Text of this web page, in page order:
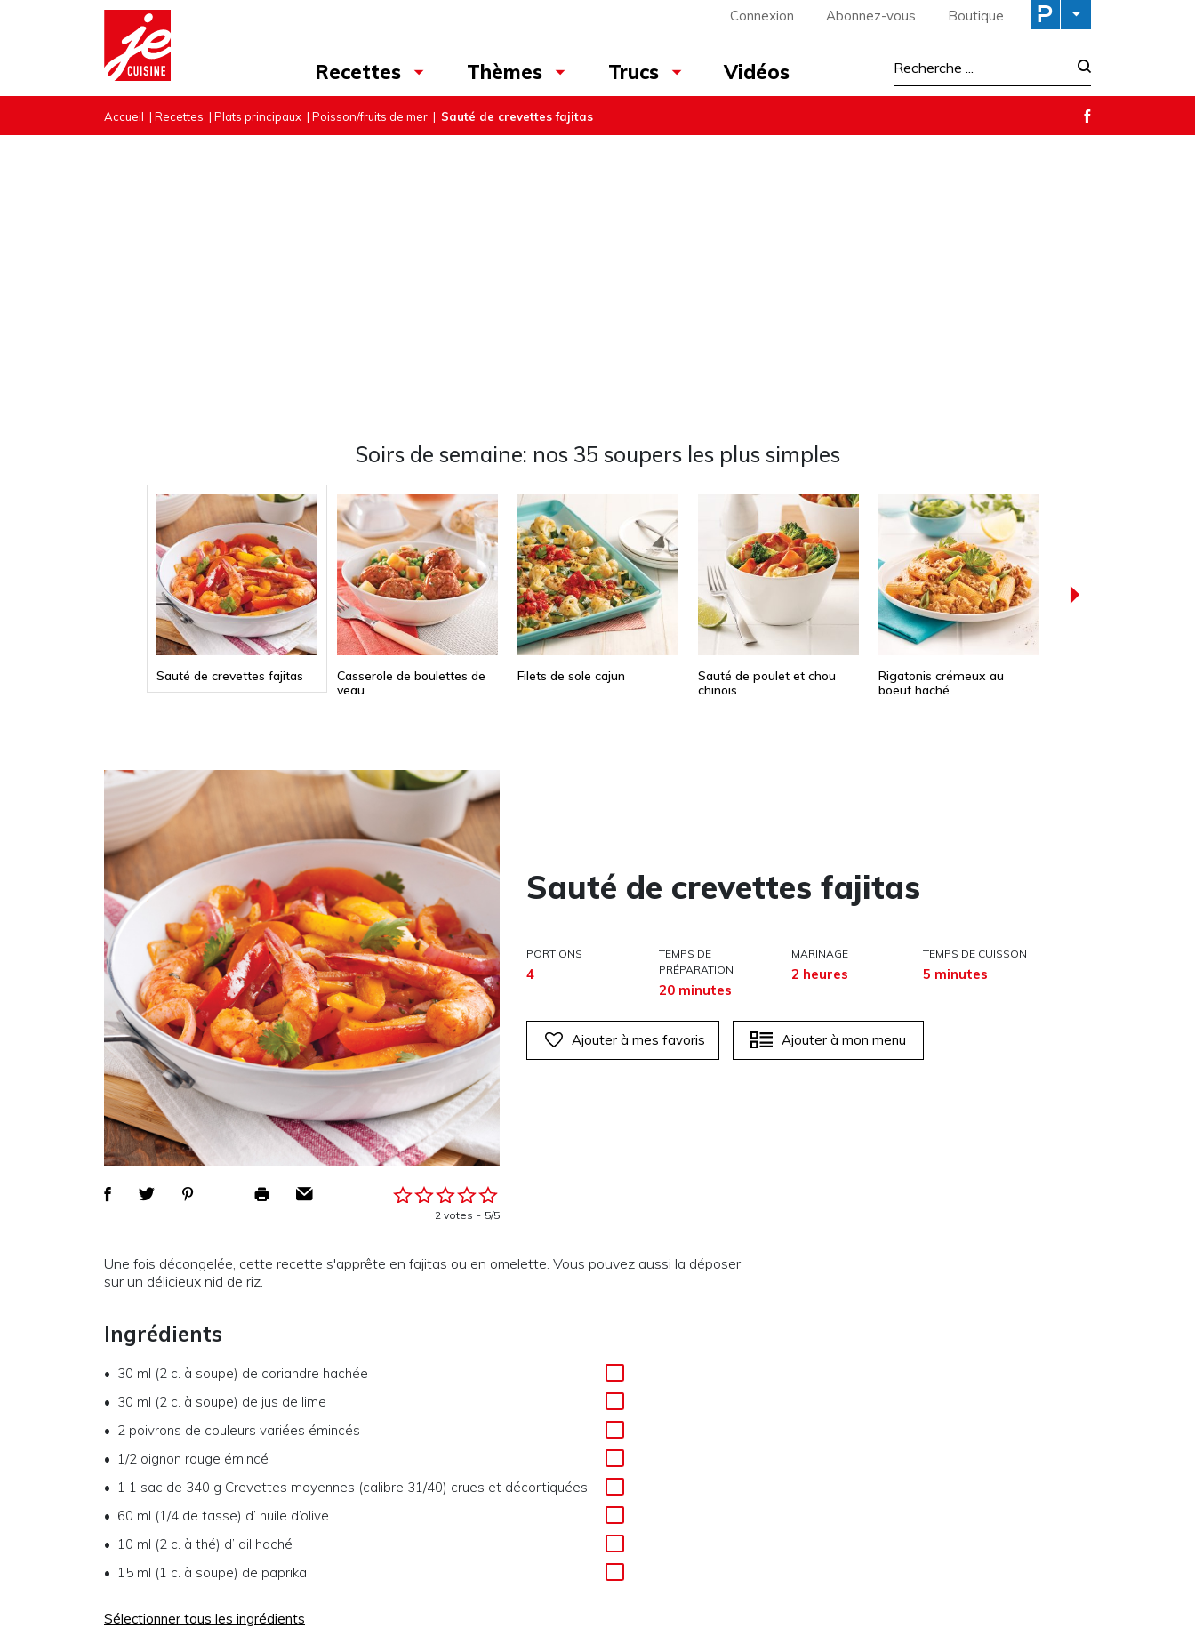
Connexion Abonnez-vous Boutique
Recettes Thèmes Trucs Vidéos
Accueil | Recettes | Plats principaux | Poisson/fruits de mer | Sauté de crevettes fajitas
Soirs de semaine: nos 35 soupers les plus simples
Sauté de crevettes fajitas
Casserole de boulettes de
veau
Filets de sole cajun
Sauté de poulet et chou
chinois
Rigatonis crémeux au
boeuf haché
2 votes 5/5
Sauté de crevettes fajitas
PORTIONS
4
TEMPS DE
PRÉPARATION
20 minutes
MARINAGE
2 heures
TEMPS DE CUISSON
5 minutes
Ajouter à mes favoris Ajouter à mon menu
Une fois décongelée, cette recette s'apprête en fajitas ou en omelette. Vous pouvez aussi la déposer
sur un délicieux nid de riz.
Ingrédients
30 ml (2 c. à soupe) de coriandre hachée
30 ml (2 c. à soupe) de jus de lime
2 poivrons de couleurs variées émincés
1/2 oignon rouge émincé
1 1 sac de 340 g Crevettes moyennes (calibre 31/40) crues et décortiquées
60 ml (1/4 de tasse) d’ huile d’olive
10 ml (2 c. à thé) d’ ail haché
15 ml (1 c. à soupe) de paprika
Sélectionner tous les ingrédients